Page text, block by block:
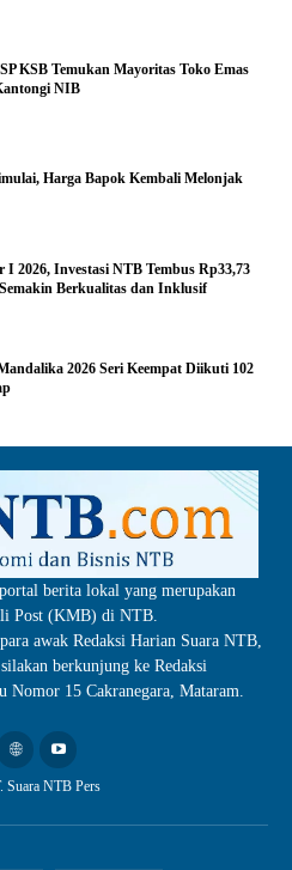
KSB Temukan Mayoritas Toko Emas
NIB
Harga Bapok Kembali Melonjak
I 2026, Investasi NTB Tembus Rp33,73
Berkualitas dan Inklusif
2026 Seri Keempat Diikuti 102
berita lokal yang merupakan
Post (KMB) di NTB.
awak Redaksi Harian Suara NTB,
berkunjung ke Redaksi
15 Cakranegara, Mataram.
NTB Pers